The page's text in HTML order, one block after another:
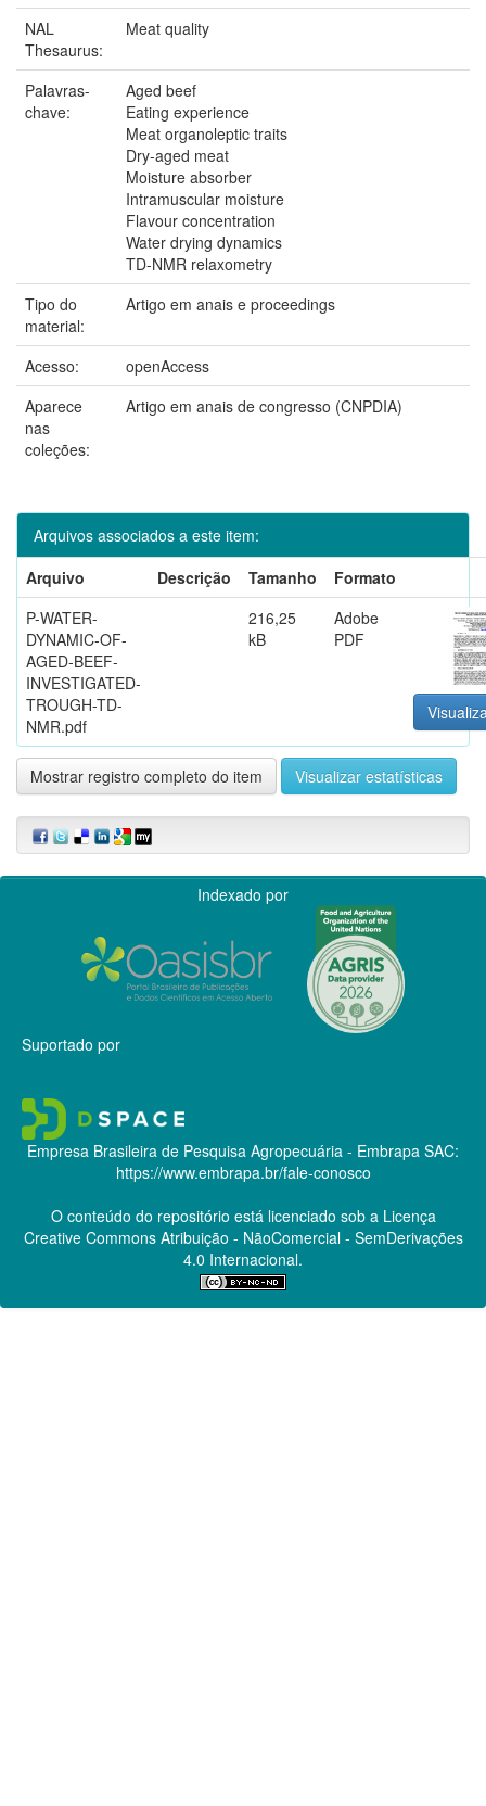
NAL
Thesaurus:
Meat quality
Palavras-
chave:
Aged beef
Eating experience
Meat organoleptic traits
Dry-aged meat
Moisture absorber
Intramuscular moisture
Flavour concentration
Water drying dynamics
TD-NMR relaxometry
Tipo do
material:
Artigo em anais e proceedings
Acesso:
openAccess
Aparece
nas
coleções:
Artigo em anais de congresso (CNPDIA)
Arquivos associados a este item:
Arquivo
Descrição Tamanho
Formato
P-WATER-
DYNAMIC-OF-
AGED-BEEF-
INVESTIGATED-
TROUGH-TD-
NMR.pdf
216,25
kB
Adobe
PDF
Mostrar registro completo do item Visualizar estatísticas
Indexado por
Suportado por
Empresa Brasileira de Pesquisa Agropecuária - Embrapa SAC:
https://www.embrapa.br/fale-conosco
O conteúdo do repositório está licenciado sob a Licença
Creative CommonsAtribuição - NãoComercial - SemDerivações
4.0 Internacional.